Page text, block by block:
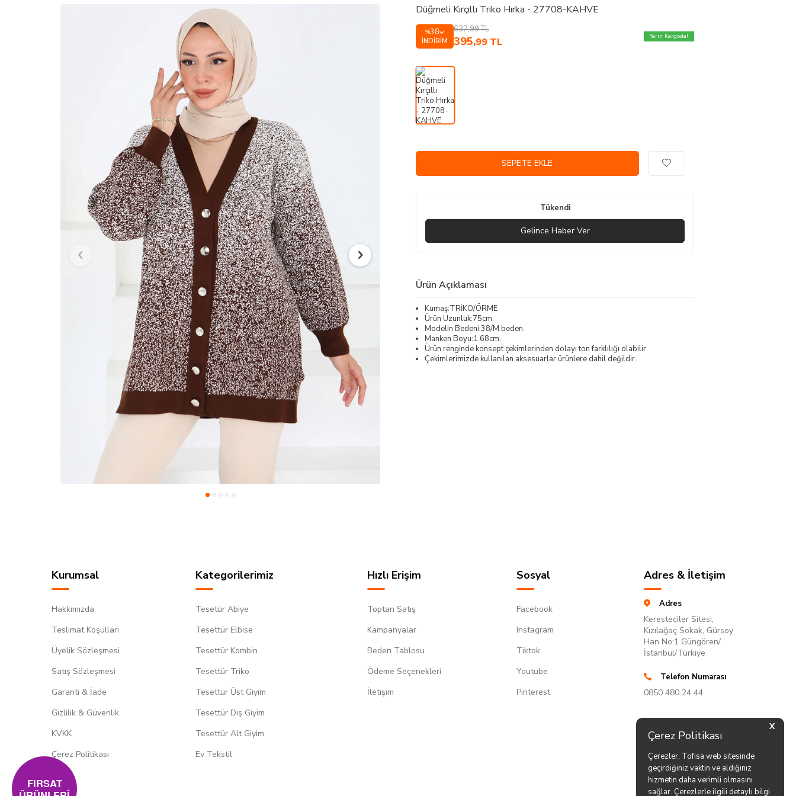
X
Çerez Politikası
Çerezler, Tofisa web sitesinde
geçirdiğiniz vaktin ve aldığınız
hizmetin daha verimli olmasını
sağlar. Çerezlerle ilgili detaylı bilgi
Düğmeli Kırçıllı Triko Hırka - 27708-KAHVE
%38
İNDIRIM
637,99TL
395,99 TL Yarın Kargoda!
SEPETE EKLE
Tükendi
Gelince Haber Ver
Ürün Açıklaması
Kumaş:TRİKO/ÖRME
Ürün Uzunluk:75cm.
Modelin Bedeni:38/M beden.
Manken Boyu:1.68cm.
Ürün renginde konsept çekimlerinden dolayı ton farklılığı olabilir.
Çekimlerimizde kullanılan aksesuarlar ürünlere dahil değildir.
Kurumsal
Hakkımızda
Teslimat Koşulları
Üyelik Sözleşmesi
Satış Sözleşmesi
Garanti & İade
Gizlilik & Güvenlik
KVKK
Çerez Politikası
Kategorilerimiz
Tesetür Abiye
Tesettür Elbise
Tesettür Kombin
Tesettür Triko
Tesettür Üst Giyim
Tesettür Dış Giyim
Tesettür Alt Giyim
Ev Tekstil
Hızlı Erişim
Toptan Satış
Kampanyalar
Beden Tablosu
Ödeme Seçenekleri
İletişim
Sosyal
Facebook
Instagram
Tiktok
Youtube
Pinterest
Adres & İletişim
Adres
Keresteciler Sitesi,
Kızılağaç Sokak, Gürsoy
Han No:1 Güngören/
İstanbul/Türkiye
Telefon Numarası
0850 480 24 44
FIRSAT